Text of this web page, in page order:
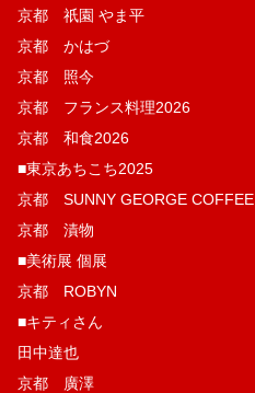
京都 祇園 やま平
京都 かはづ
京都 照今
京都 フランス料理2026
京都 和食2026
■東京あちこち2025
京都 SUNNY GEORGE COFFEE
京都 漬物
■美術展 個展
京都 ROBYN
■キティさん
田中達也
京都 廣澤